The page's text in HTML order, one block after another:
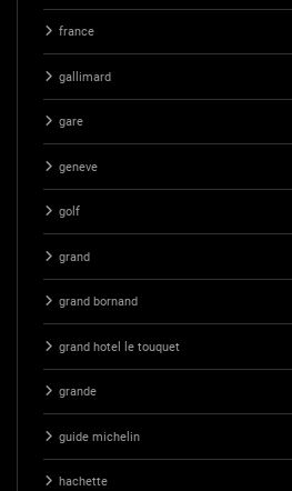
france
gallimard
gare
geneve
golf
grand
grand bornand
grand hotel le touquet
grande
guide michelin
hachette